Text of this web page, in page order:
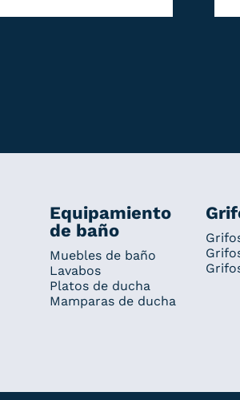
Equipamiento
de baño
Muebles de baño
Lavabos
Platos de ducha
Mamparas de ducha